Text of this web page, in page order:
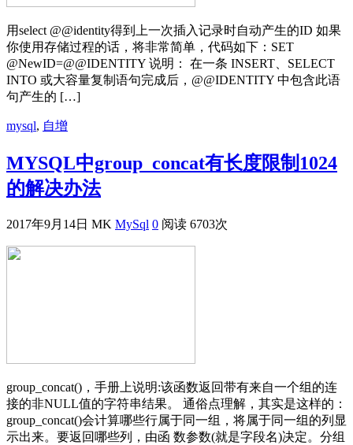
用select @@identity得到上一次插入记录时自动产生的ID 如果
你使用存储过程的话，将非常简单，代码如下：SET
@NewID=@@IDENTITY 说明： 在一条 INSERT、SELECT
INTO 或大容量复制语句完成后，@@IDENTITY 中包含此语
句产生的 […]
mysql, 自增
MYSQL中group_concat有长度限制1024
的解决办法
2017年9月14日 MK MySql 0 阅读 6703次
group_concat()，手册上说明:该函数返回带有来自一个组的连
接的非NULL值的字符串结果。 通俗点理解，其实是这样的：
group_concat()会计算哪些行属于同一组，将属于同一组的列显
示出来。要返回哪些列，由函 数参数(就是字段名)决定。分组